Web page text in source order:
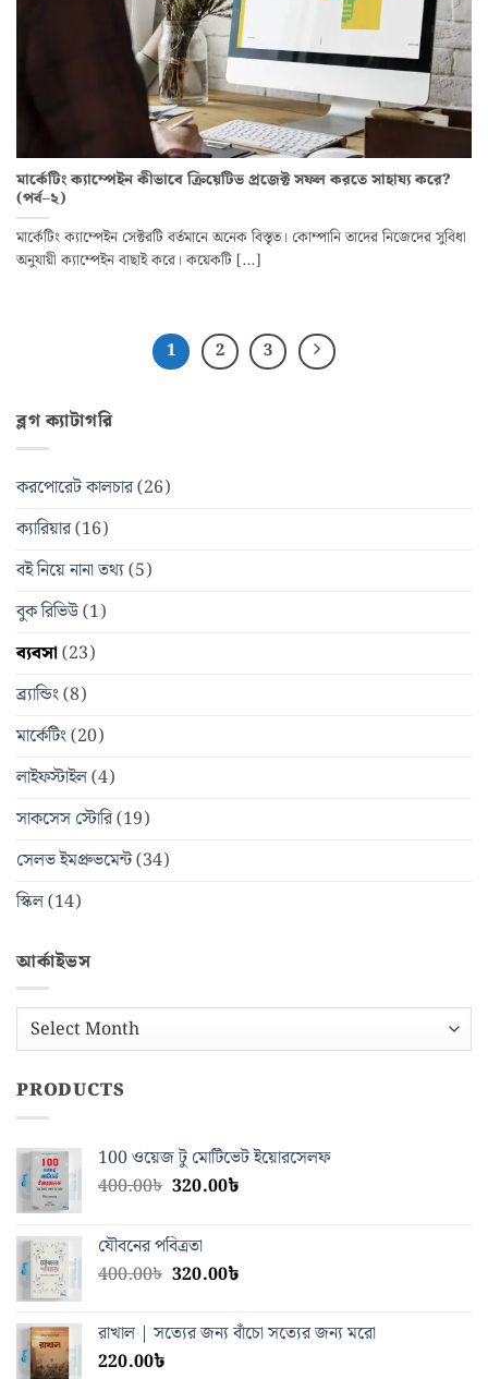
মার্কেটিং ক্যাম্পেইন কীভাবে ক্রিয়েটিভ প্রজেক্ট সফল করতে সাহায্য করে?
(পর্ব–২)
মার্কেটিং ক্যাম্পেইন সেক্টরটি বর্তমানে অনেক বিস্তৃত। কোম্পানি তাদের নিজেদের সুবিধা
অনুযায়ী ক্যাম্পেইন বাছাই করে। কয়েকটি [...]
1 2 3
ব্লগ ক্যাটাগরি
করপোরেট কালচার(26)
ক্যারিয়ার(16)
বই নিয়ে নানা তথ্য(5)
বুক রিভিউ(1)
ব্যবসা(23)
ব্র্যান্ডিং(8)
মার্কেটিং(20)
লাইফস্টাইল(4)
সাকসেস স্টোরি(19)
সেলভ ইমপ্রুভমেন্ট(34)
স্কিল(14)
আর্কাইভস
আর্কাইভস
PRODUCTS
100 ওয়েজ টু মোটিভেট ইয়োরসেলফ
400.00৳ Original
was:
400.00৳.
320.00৳Current
যৌবনের পবিত্রতা
400.00৳ Original
400.00৳.
320.00৳Current
is:
320.00৳.
রাখাল | সত্যের জন্য বাঁচো সত্যের জন্য মরো
220.00৳